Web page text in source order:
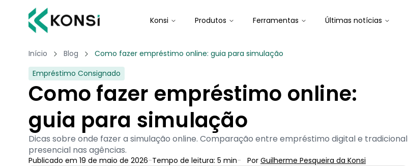
Konsi Produtos Ferramentas Últimas notícias
Início Blog
Como fazer empréstimo online: guia para simulação
Empréstimo Consignado
Como fazer empréstimo online:
guia para simulação
Dicas sobre onde fazer a simulação online. Comparação entre empréstimo digital e tradicional
presencial nas agências.
Publicado em 19 de maio de 2026-Tempo de leitura: 5 min- Por Guilherme Pesqueira da Konsi